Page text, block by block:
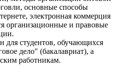
основные способы
электронная коммерция
организационные и правовые
для студентов, обучающихся
дело" (бакалавриат), а
работникам.